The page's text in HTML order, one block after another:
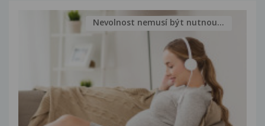
Nevolnost nemusí být nutnou...